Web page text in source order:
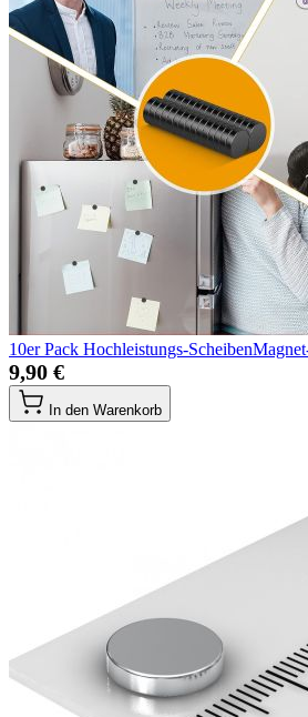
10er Pack Hochleistungs-
9,90 €
In den Warenkorb